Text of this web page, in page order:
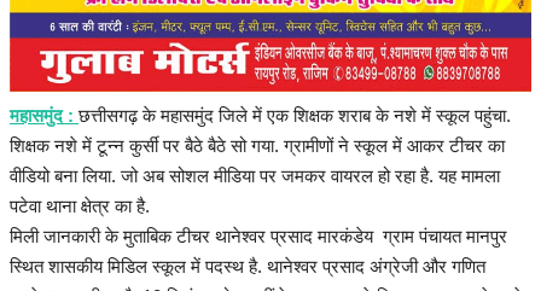
प्रमुख खबर
हेल्थ
Language
English hindi
महासमुंद : छत्तीसगढ़ के महासमुंद जिले में एक शिक्षक शराब के नशे में स्कूल पहुंचा.
शिक्षक नशे में टून्न कुर्सी पर बैठे बैठे सो गया. ग्रामीणों ने स्कूल में आकर टीचर का
वीडियो बना लिया. जो अब सोशल मीडिया पर जमकर वायरल हो रहा है. यह मामला
पटेवा थाना क्षेत्र का है.
मिली जानकारी के मुताबिक टीचर थानेश्वर प्रसाद मारकंडेय ग्राम पंचायत मानपुर
स्थित शासकीय मिडिल स्कूल में पदस्थ है. थानेश्वर प्रसाद अंग्रेजी और गणित